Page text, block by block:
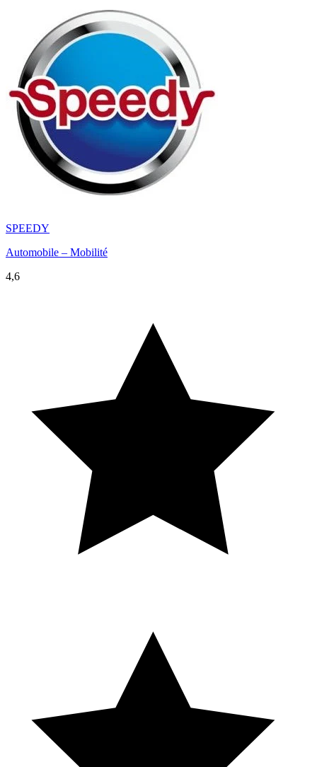
SPEEDY
Automobile – Mobilité
4,6